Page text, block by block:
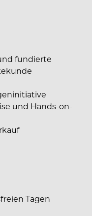
fundierte
und Hands-on-
Tagen